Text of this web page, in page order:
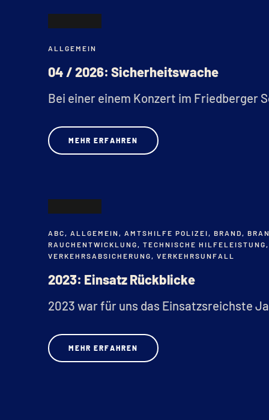
06
ALLGEMEIN
04 / 2026: Sicherheitswache
Bei einer einem Konzert im Friedberger
MEHR ERFAHREN
31
DEZ.
ABC , ALLGEMEIN , AMTSHILFE POLIZEI , BRAND ,
RAUCHENTWICKLUNG , TECHNISCHE HILFELEISTUNG ,
VERKEHRSABSICHERUNG , VERKEHRSUNFALL
2023: Einsatz Rückblicke
2023 war für uns das Einsatzsreichste
MEHR ERFAHREN